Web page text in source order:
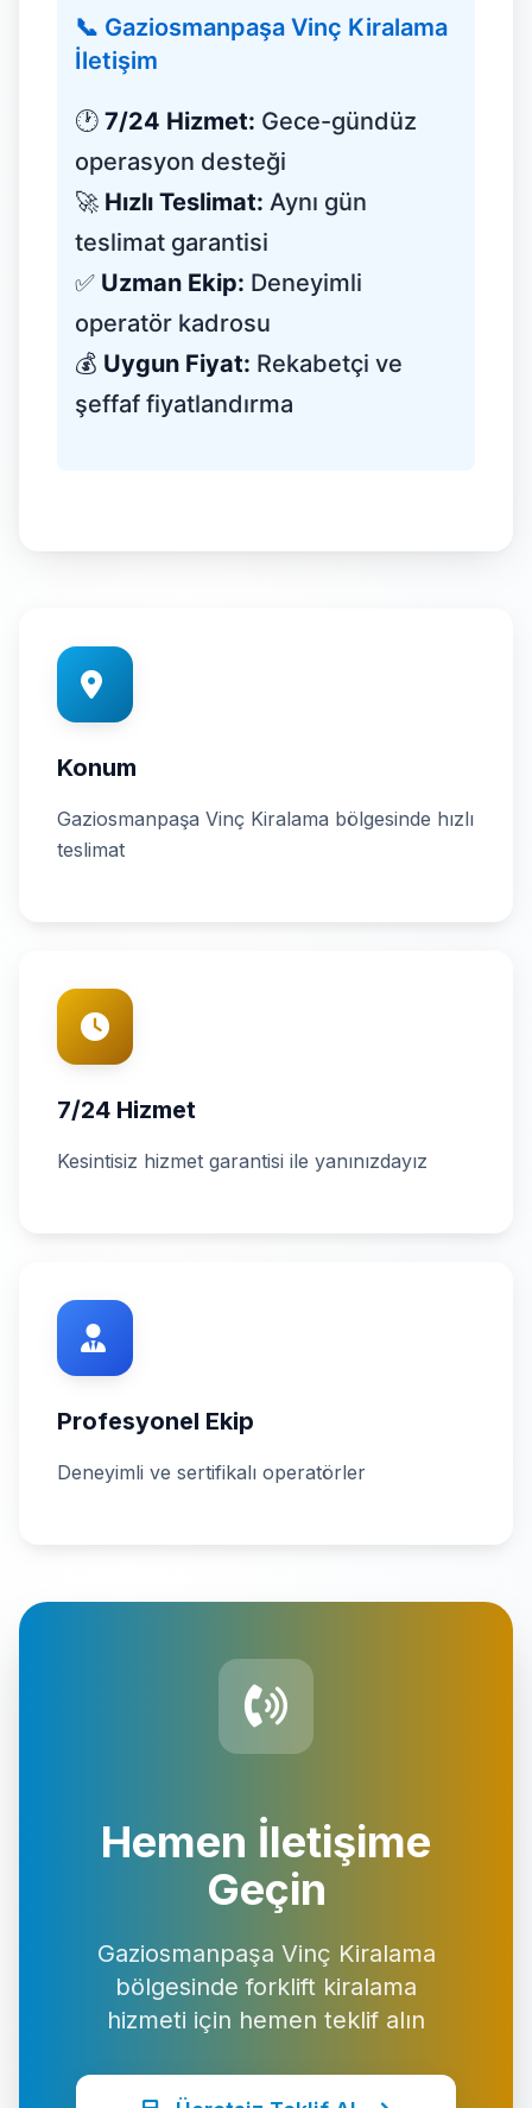
📞 Gaziosmanpaşa Vinç Kiralama
İletişim
🕐 7/24 Hizmet: Gece-gündüz
operasyon desteği
🚀 Hızlı Teslimat: Aynı gün
teslimat garantisi
✅ Uzman Ekip: Deneyimli
operatör kadrosu
💰 Uygun Fiyat: Rekabetçi ve
şeffaf fiyatlandırma
Konum
Gaziosmanpaşa Vinç Kiralama bölgesinde hızlı
teslimat
7/24 Hizmet
Kesintisiz hizmet garantisi ile yanınızdayız
Profesyonel Ekip
Deneyimli ve sertifikalı operatörler
Hemen İletişime
Geçin
Gaziosmanpaşa Vinç Kiralama
bölgesinde forklift kiralama
hizmeti için hemen teklif alın